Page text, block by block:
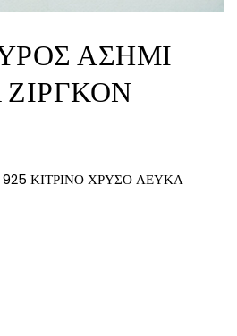
ΑΣΗΜΙ
ΚΙΤΡΙΝΟ ΧΡΥΣΟ ΛΕΥΚΑ